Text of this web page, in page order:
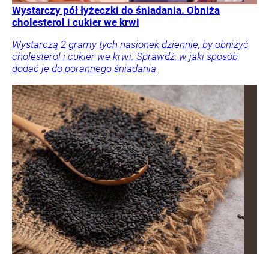
Wystarczy pół łyżeczki do śniadania. Obniża
cholesterol i cukier we krwi
Wystarczą 2 gramy tych nasionek dziennie, by obniżyć
cholesterol i cukier we krwi. Sprawdź, w jaki sposób
dodać je do porannego śniadania